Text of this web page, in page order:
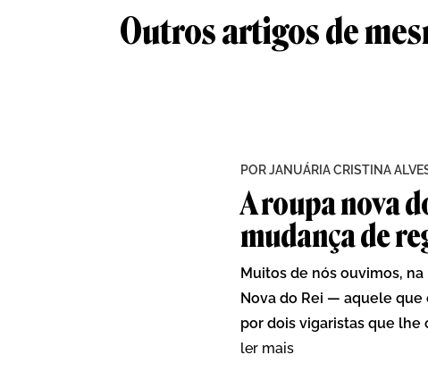
Outros artigos de
A roupa nova
mudança de
PORJANUÁRIA CRISTINA
Muitos de nós ouvimos,
Nova do Rei — aquele que
por dois vigaristas que lhe
ler mais